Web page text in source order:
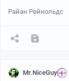
Райан Рейнольдс
Mr.NiceGuy